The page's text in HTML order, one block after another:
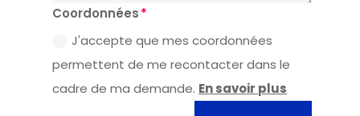
Coordonnées
J'accepte que mes coordonnées
permettent de me recontacter dans le
cadre de ma demande. En savoir plus